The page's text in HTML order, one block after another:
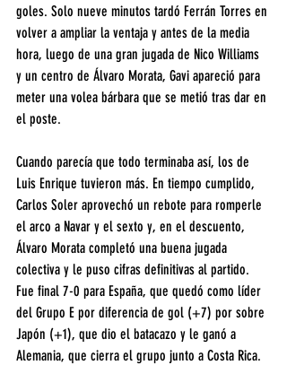
goles. Solo nueve minutos tardó Ferrán Torres en
volver a ampliar la ventaja y antes de la media
hora, luego de una gran jugada de Nico Williams
y un centro de Álvaro Morata, Gavi apareció para
meter una volea bárbara que se metió tras dar en
el poste.
Cuando parecía que todo terminaba así, los de
Luis Enrique tuvieron más. En tiempo cumplido,
Carlos Soler aprovechó un rebote para romperle
el arco a Navar y el sexto y, en el descuento,
Álvaro Morata completó una buena jugada
colectiva y le puso cifras definitivas al partido.
Fue final 7-0 para España, que quedó como líder
del Grupo E por diferencia de gol (+7) por sobre
Japón (+1), que dio el batacazo y le ganó a
Alemania, que cierra el grupo junto a Costa Rica.